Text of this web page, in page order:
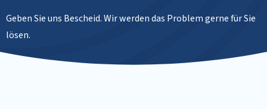
Geben Sie uns Bescheid. Wir werden das Problem gerne für Sie
lösen.